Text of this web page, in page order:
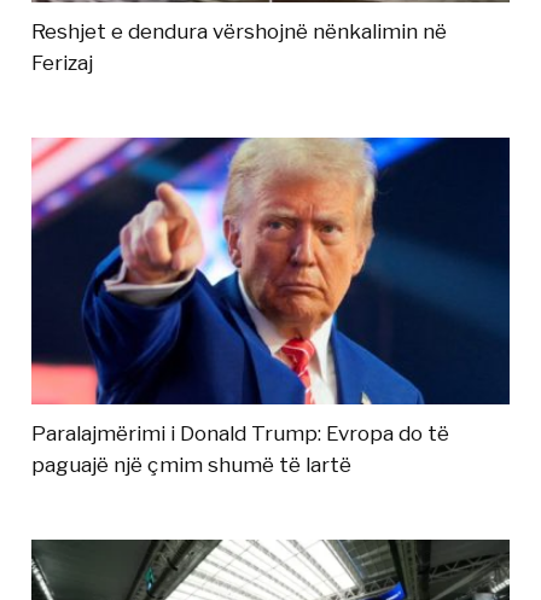
Reshjet e dendura vërshojnë nënkalimin në
Ferizaj
Paralajmërimi i Donald Trump: Evropa do të
paguajë një çmim shumë të lartë